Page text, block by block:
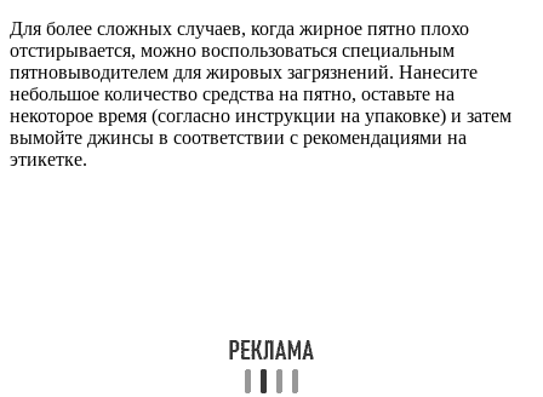
Для более сложных случаев, когда жирное пятно плохо
отстирывается, можно воспользоваться специальным
пятновыводителем для жировых загрязнений. Нанесите
небольшое количество средства на пятно, оставьте на
некоторое время (согласно инструкции на упаковке) и затем
вымойте джинсы в соответствии с рекомендациями на
этикетке.